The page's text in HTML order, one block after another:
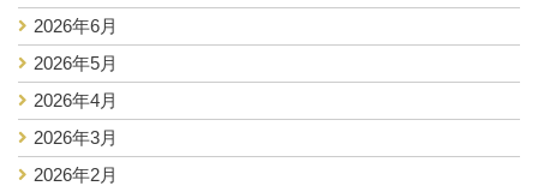
2026年6月
2026年5月
2026年4月
2026年3月
2026年2月